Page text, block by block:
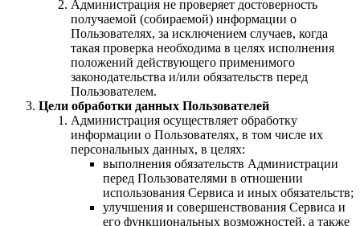
Администрация не проверяет достоверность
получаемой (собираемой) информации о
Пользователях, за исключением случаев, когда
такая проверка необходима в целях исполнения
положений действующего применимого
законодательства и/или обязательств перед
Пользователем.
Цели обработки данных Пользователей
Администрация осуществляет обработку
информации о Пользователях, в том числе их
персональных данных, в целях:
выполнения обязательств Администрации
перед Пользователями в отношении
использования Сервиса и иных обязательств;
улучшения и совершенствования Сервиса и
его функциональных возможностей, а также